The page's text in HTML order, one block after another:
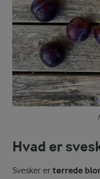
Hvad er
Svesker er tørrede